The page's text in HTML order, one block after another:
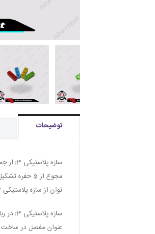
توضیحات
سازه پلاستیکی i3 از جمله
مجوع از 5 حفره تشکیل شده است. در
توان از سازه پلاستیکی i3 به عنوان مفصل استفاده کرد.
سازه پلاستیکی i3 در ربات های مختلف از جمله
عنوان مفصل در ساخت